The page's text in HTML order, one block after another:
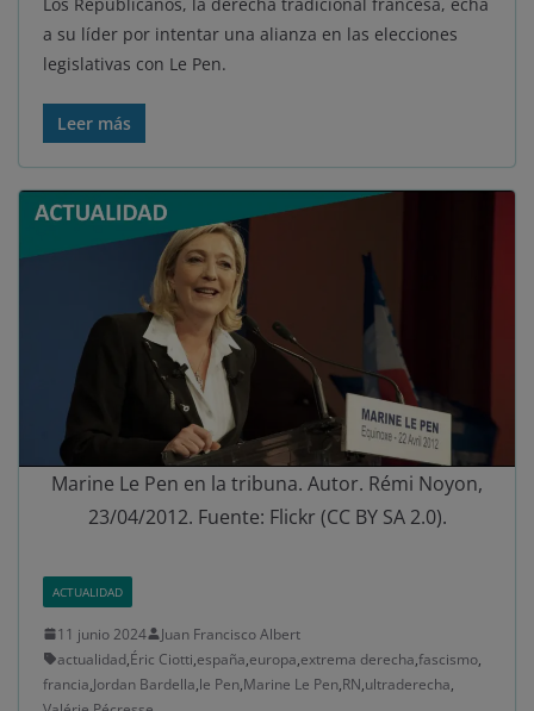
Los Republicanos, la derecha tradicional francesa, echa
a su líder por intentar una alianza en las elecciones
legislativas con Le Pen.
Leer más
Marine Le Pen en la tribuna. Autor. Rémi Noyon,
23/04/2012. Fuente: Flickr (CC BY SA 2.0).
ACTUALIDAD
11 junio 2024
Juan Francisco Albert
actualidad,Éric Ciotti,españa,europa,extrema derecha,fascismo,
francia,Jordan Bardella,le Pen,Marine Le Pen,RN,ultraderecha,